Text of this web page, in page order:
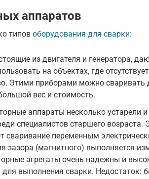
аппаратов
типов оборудования для сварки:
из двигателя и генератора,
на объектах, где
Этими приборами можно
вес и стоимость.
аппараты несколько устарели и
специалистов старшего возраста.
сваривание переменным
зазора (магнитного) выполняется
агрегаты очень надежны и
выполнения сварки. Недостаток: